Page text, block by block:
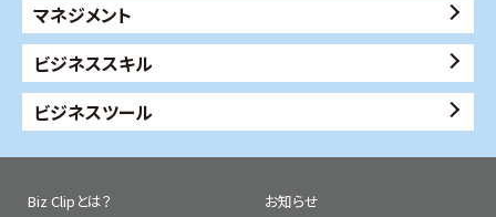
マネジメント
ビジネススキル
ビジネスツール
Biz Clipとは？ お知らせ